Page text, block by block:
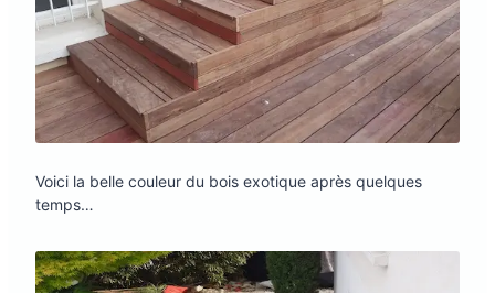
Voici la belle couleur du bois exotique après quelques
temps…